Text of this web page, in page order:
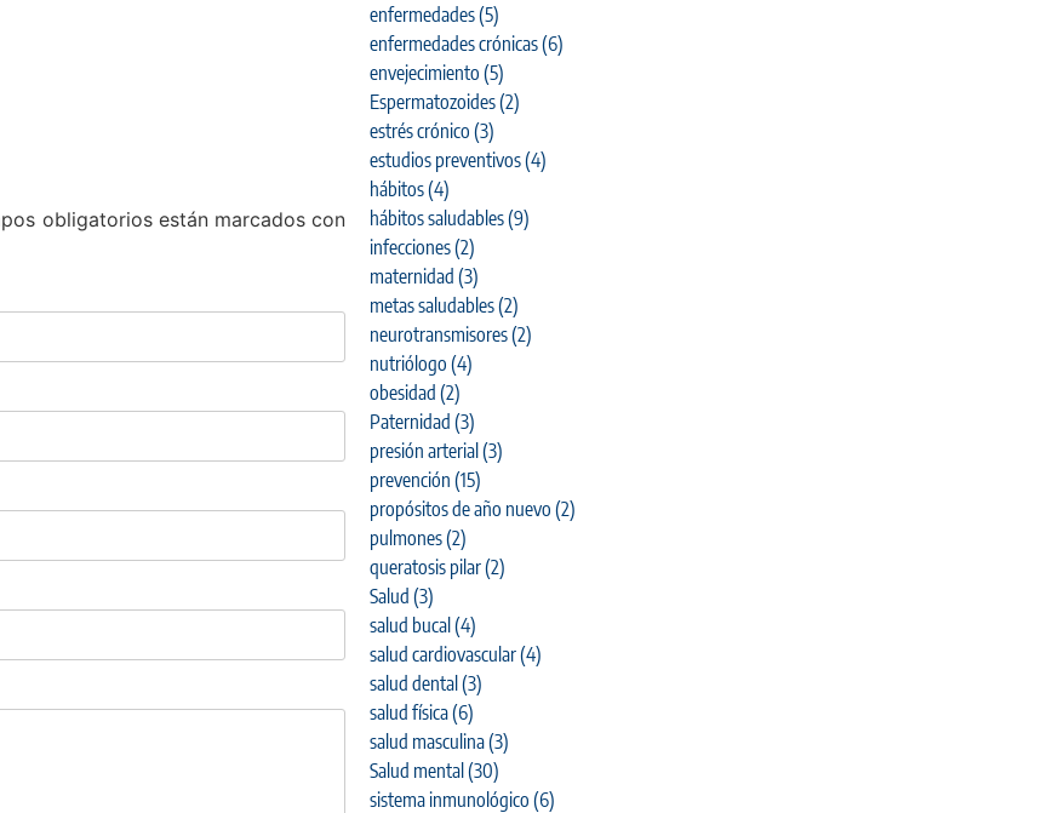
obligatorios están marcados con
enfermedades(5)
enfermedades crónicas(6)
envejecimiento (5)
Espermatozoides(2)
estrés crónico (3)
estudios preventivos(4)
hábitos(4)
hábitos saludables(9)
infecciones(2)
maternidad (3)
metas saludables(2)
neurotransmisores(2)
nutriólogo (4)
obesidad (2)
Paternidad (3)
presión arterial(3)
prevención (15)
propósitos de año nuevo (2)
pulmones(2)
queratosis pilar(2)
Salud (3)
salud bucal(4)
salud cardiovascular(4)
salud dental(3)
salud física(6)
salud masculina(3)
Salud mental(30)
sistema inmunológico (6)